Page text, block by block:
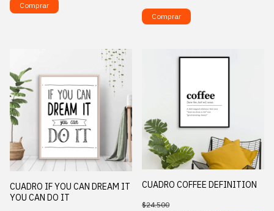
Comprar
Comprar
CUADRO IF YOU CAN DREAM IT
YOU CAN DO IT
CUADRO COFFEE DEFINITION
$24.500